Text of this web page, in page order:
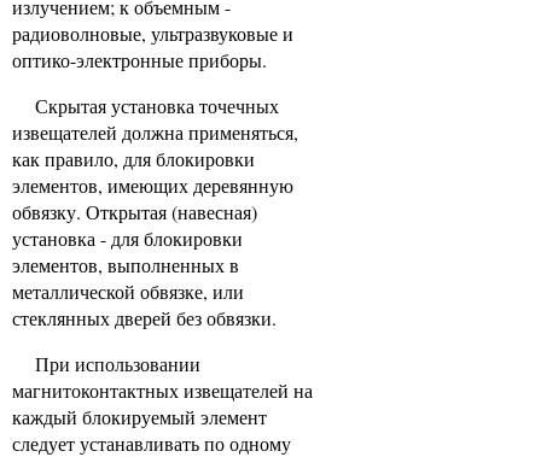
излучением; к объемным -
радиоволновые, ультразвуковые и
оптико-электронные приборы.
Скрытая установка точечных
извещателей должна применяться,
как правило, для блокировки
элементов, имеющих деревянную
обвязку. Открытая (навесная)
установка - для блокировки
элементов, выполненных в
металлической обвязке, или
стеклянных дверей без обвязки.
При использовании
магнитоконтактных извещателей на
каждый блокируемый элемент
следует устанавливать по одному